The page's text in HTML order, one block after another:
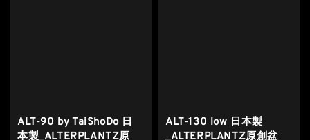
ALT-90 by TaiShoDo 日
本製_ALTERPLANTZ原
ALT-130 low 日本製
_ALTERPLANTZ原創盆